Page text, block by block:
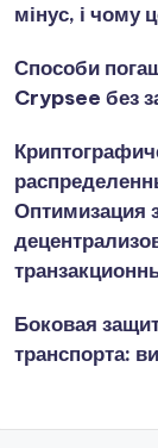
мінус, і чому
Способи
Crypsee без
Оптимизация
Боковая
транспорта: